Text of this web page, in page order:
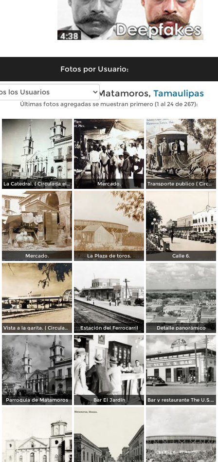
Fotos por Usuario:
Fotos antiguas de Matamoros, Tamaulipas
Últimas fotos agregadas se muestran primero (1 al 24 de 267):
La Catedral. ( Circulada el 6 de Noviembre de 1944 ). Mercado. Transporte publico ( Circulada el 20 de Febrero de 1921 ).
Mercado. La Plaza de toros. Calle 6.
Vista a la garita. ( Circulada el 9 de Julio de 1956 ). Estación del Ferrocarril Detalle panorámico
Parroquia de Matamoros Bar El Jardín Bar y restaurante The U.S. Bar